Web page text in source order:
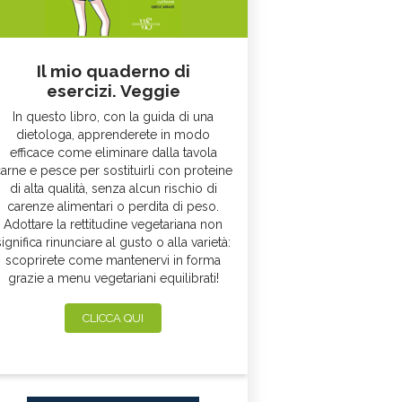
Il mio quaderno di
esercizi. Veggie
In questo libro, con la guida di una
dietologa, apprenderete in modo
efficace come eliminare dalla tavola
e pesce per sostituirli con proteine
di alta qualità, senza alcun rischio di
carenze alimentari o perdita di peso.
Adottare la rettitudine vegetariana non
rinunciare al gusto o alla varietà:
scoprirete come mantenervi in forma
grazie a menu vegetariani equilibrati!
CLICCA QUI